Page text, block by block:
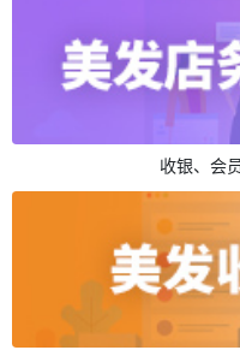
收银、会